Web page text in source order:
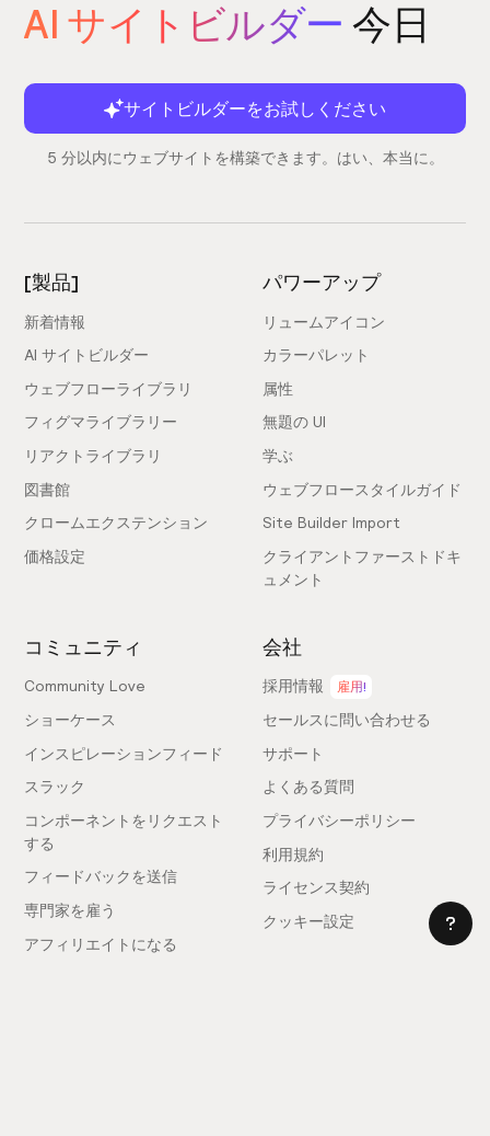
AI サイトビルダー 今日
サイトビルダーをお試しください
5 分以内にウェブサイトを構築できます。はい、本当に。
[製品]
新着情報
AI サイトビルダー
ウェブフローライブラリ
フィグマライブラリー
リアクトライブラリ
図書館
クロームエクステンション
価格設定
パワーアップ
リュームアイコン
カラーパレット
属性
無題の UI
学ぶ
ウェブフロースタイルガイド
Site Builder Import
クライアントファーストドキ
ュメント
コミュニティ
Community Love
ショーケース
インスピレーションフィード
スラック
コンポーネントをリクエスト
する
フィードバックを送信
専門家を雇う
アフィリエイトになる
会社
採用情報 雇用!
セールスに問い合わせる
サポート
よくある質問
プライバシーポリシー
利用規約
ライセンス契約
クッキー設定